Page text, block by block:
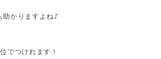
かりますよね♪
でつけれます！